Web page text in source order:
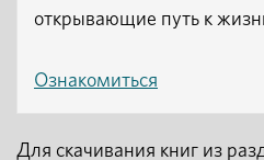
открывающие путь к
Ознакомиться
Для скачивания книг из